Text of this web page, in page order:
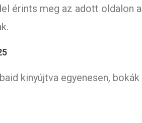
érints meg az adott oldalon a
kinyújtva egyenesen, bokák